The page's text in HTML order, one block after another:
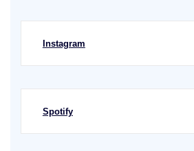
Instagram
Spotify